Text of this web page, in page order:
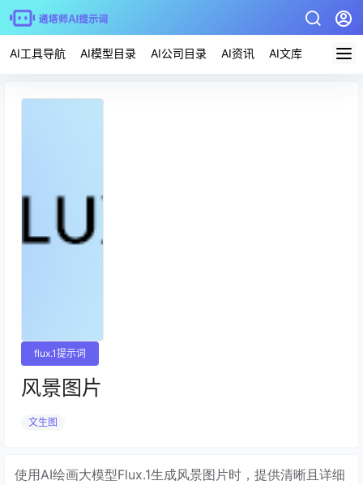
AI工具导航 AI模型目录 AI公司目录 AI资讯 AI文库 AI应用
flux.1提示词
风景图片
文生图
使用AI绘画大模型Flux.1生成风景图片时，提供清晰且详细